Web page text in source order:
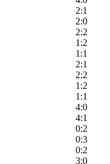
2:1
2:0
2:2
1:2
1:1
2:1
2:2
1:2
1:1
4:0
4:1
0:2
0:3
0:2
3:0